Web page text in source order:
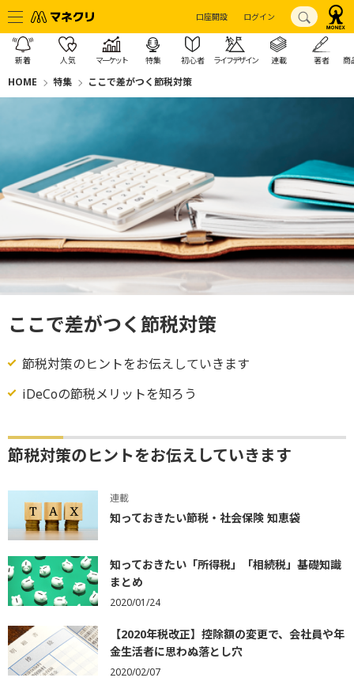
口座開設 ログイン
新着 人気 マーケット 特集 初心者 ライフデザイン 連載 著者 商
HOME 特集 ここで差がつく節税対策
ここで差がつく節税対策
節税対策のヒントをお伝えしていきます
iDeCoの節税メリットを知ろう
節税対策のヒントをお伝えしていきます
連載
知っておきたい節税・社会保険 知恵袋
知っておきたい「所得税」「相続税」基礎知識
まとめ
2020/01/24
【2020年税改正】控除額の変更で、会社員や年
金生活者に思わぬ落とし穴
2020/02/07